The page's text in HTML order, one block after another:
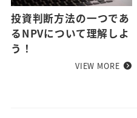
投資判断方法の一つであ
るNPVについて理解しよ
う！
VIEW MORE